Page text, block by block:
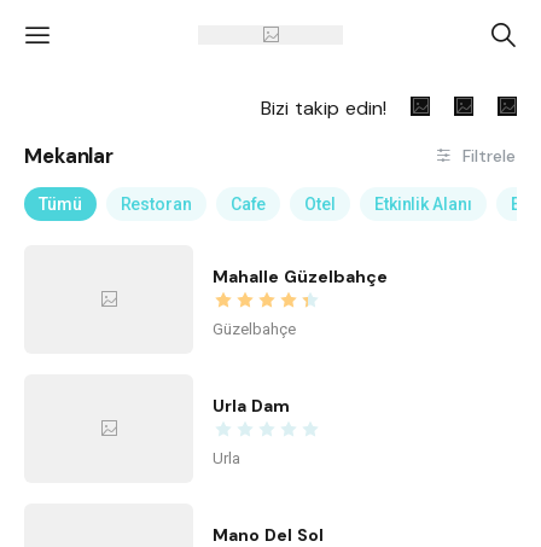
' A
Bizi takip edin!
Mekanlar Filtrele
Tümü Restoran Cafe Otel Etkinlik Alanı
Mahalle Güzelbahçe
Güzelbahçe
Urla Dam
Urla
Mano Del Sol